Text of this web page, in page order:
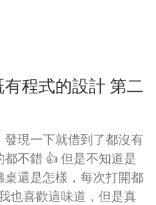
程式的設計 第二
現一下就借到了都沒有
不錯 👍 但是不知道是
還是怎樣，每次打開都
也喜歡這味道，但是真